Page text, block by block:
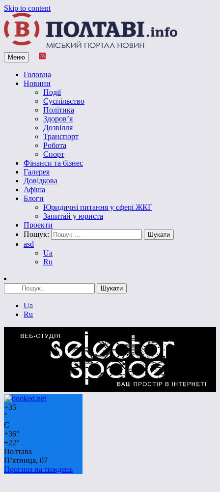
Skip to content
Vpoltave.info
Полтавський портал новин
Меню
Головна
Новини
Події
Суспільство
Політика
Здоров’я
Дозвілля
Транспорт
Робота
Спорт
Фінанси та бізнес
Галерея
Довідкова
Афіша
Блоги
Юридичні питання у сфері ЖКГ
Запитай у юриста
Проекти
Пошук:
asd
Ua
Ru
Ua
Ru
+35
°
C
+36°
+22°
Полтава
П’ятниця, 07
Прогноз на тиждень